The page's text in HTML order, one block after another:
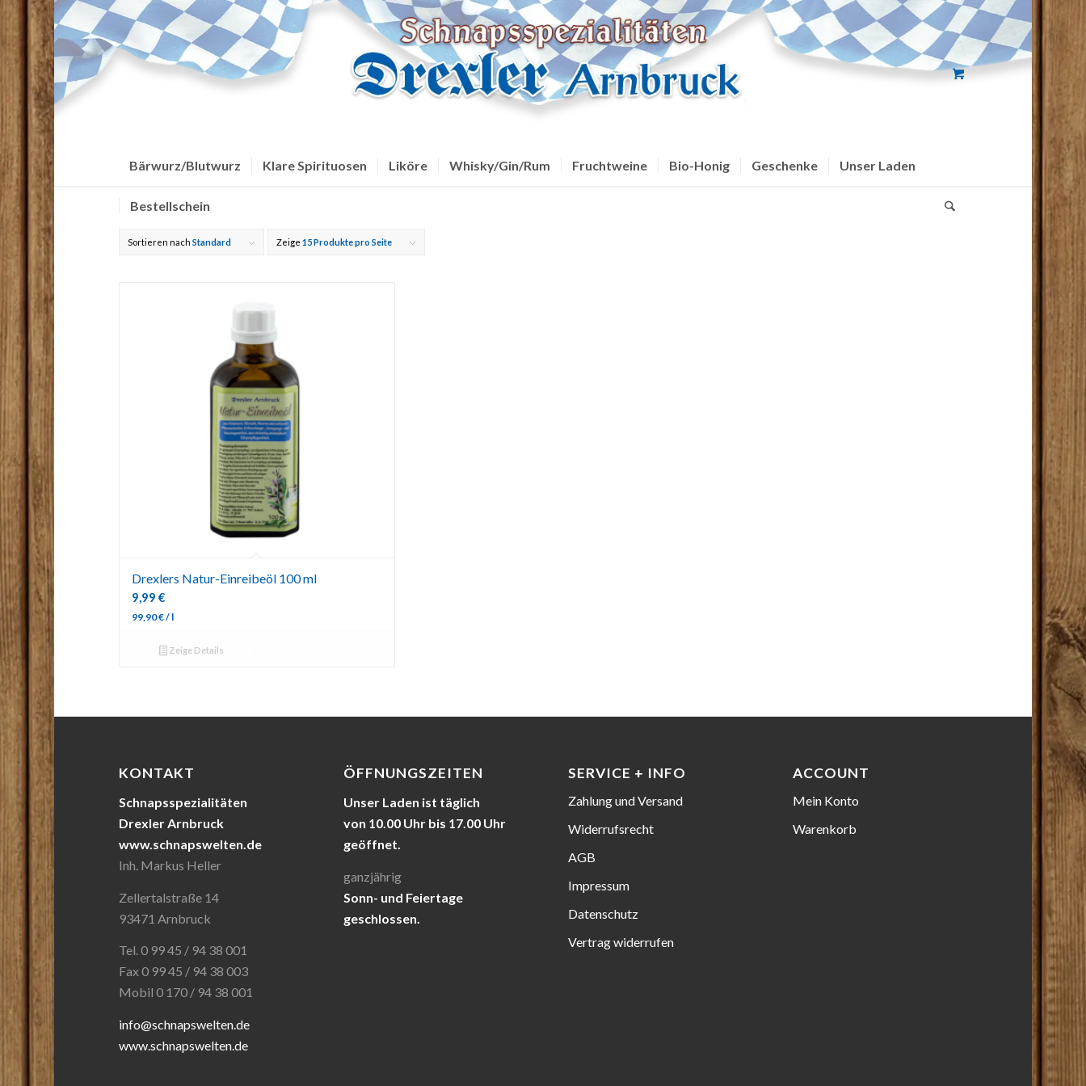
Bärwurz/Blutwurz Klare Spirituosen Liköre Whisky/Gin/Rum Fruchtweine Bio-Honig Geschenke Unser Laden
Bestellschein
Sortieren nachStandard Zeige15 Produkte pro Seite
Drexlers Natur-Einreibeöl 100 ml
9,99€
99,90€/ l
Zeige Details
KONTAKT
Schnapsspezialitäten
Drexler Arnbruck
www.schnapswelten.de
Inh. Markus Heller
Zellertalstraße 14
93471 Arnbruck
Tel. 0 99 45 / 94 38 001
Fax 0 99 45 / 94 38 003
Mobil 0 170 / 94 38 001
info@schnapswelten.de
www.schnapswelten.de
ÖFFNUNGSZEITEN
Unser Laden ist täglich
von 10.00 Uhr bis 17.00 Uhr
geöffnet.
ganzjährig
Sonn- und Feiertage
geschlossen.
SERVICE + INFO
Zahlung und Versand
Widerrufsrecht
AGB
Impressum
Datenschutz
Vertrag widerrufen
ACCOUNT
Mein Konto
Warenkorb